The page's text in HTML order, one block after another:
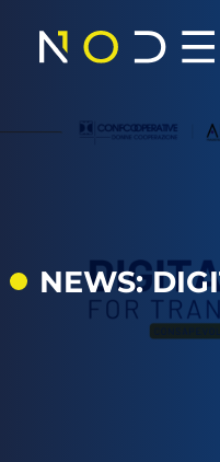
Navigazione
NEWS: